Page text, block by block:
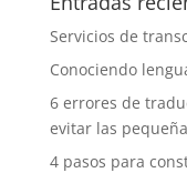
Servicios de
Conociendo
6 errores de
evitar las
4 pasos para